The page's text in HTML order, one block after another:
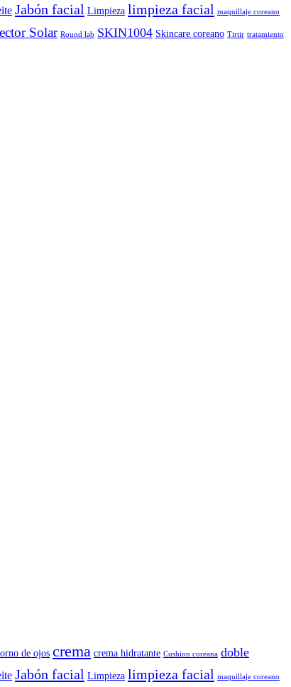
Jabón facial Limpieza limpieza facial maquillaje coreano
Solar Round lab SKIN1004 Skincare coreano Tirtir tratamiento
de ojos crema crema hidratante Cushion coreana doble
Jabón facial Limpieza limpieza facial maquillaje coreano